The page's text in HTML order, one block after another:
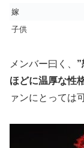
嫁
子供
メンバー曰く、
ほどに温厚な性
ァンにとっては